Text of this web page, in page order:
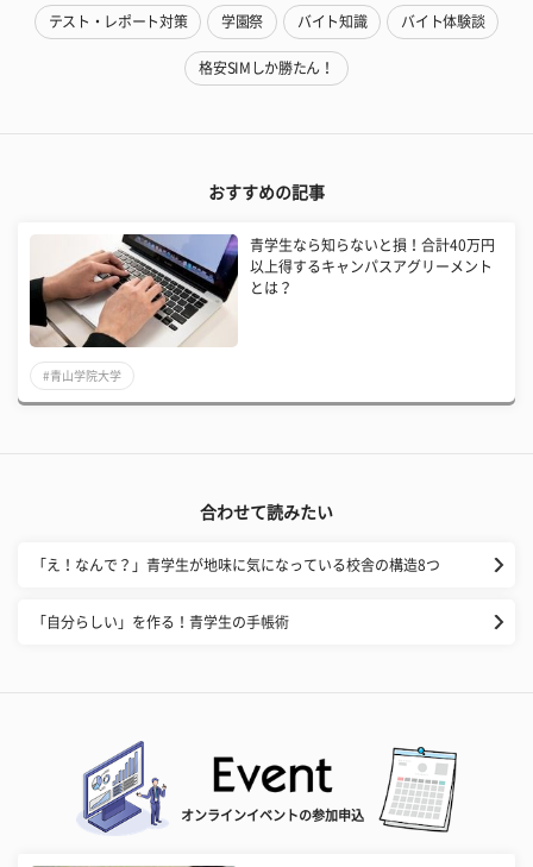
テスト・レポート対策 学園祭 バイト知識 バイト体験談
格安SIMしか勝たん！
おすすめの記事
青学生なら知らないと損！合計40万円
以上得するキャンパスアグリーメント
とは？
#青山学院大学
合わせて読みたい
「え！なんで？」青学生が地味に気になっている校舎の構造8つ
「自分らしい」を作る！青学生の手帳術
オンラインイベントの参加申込